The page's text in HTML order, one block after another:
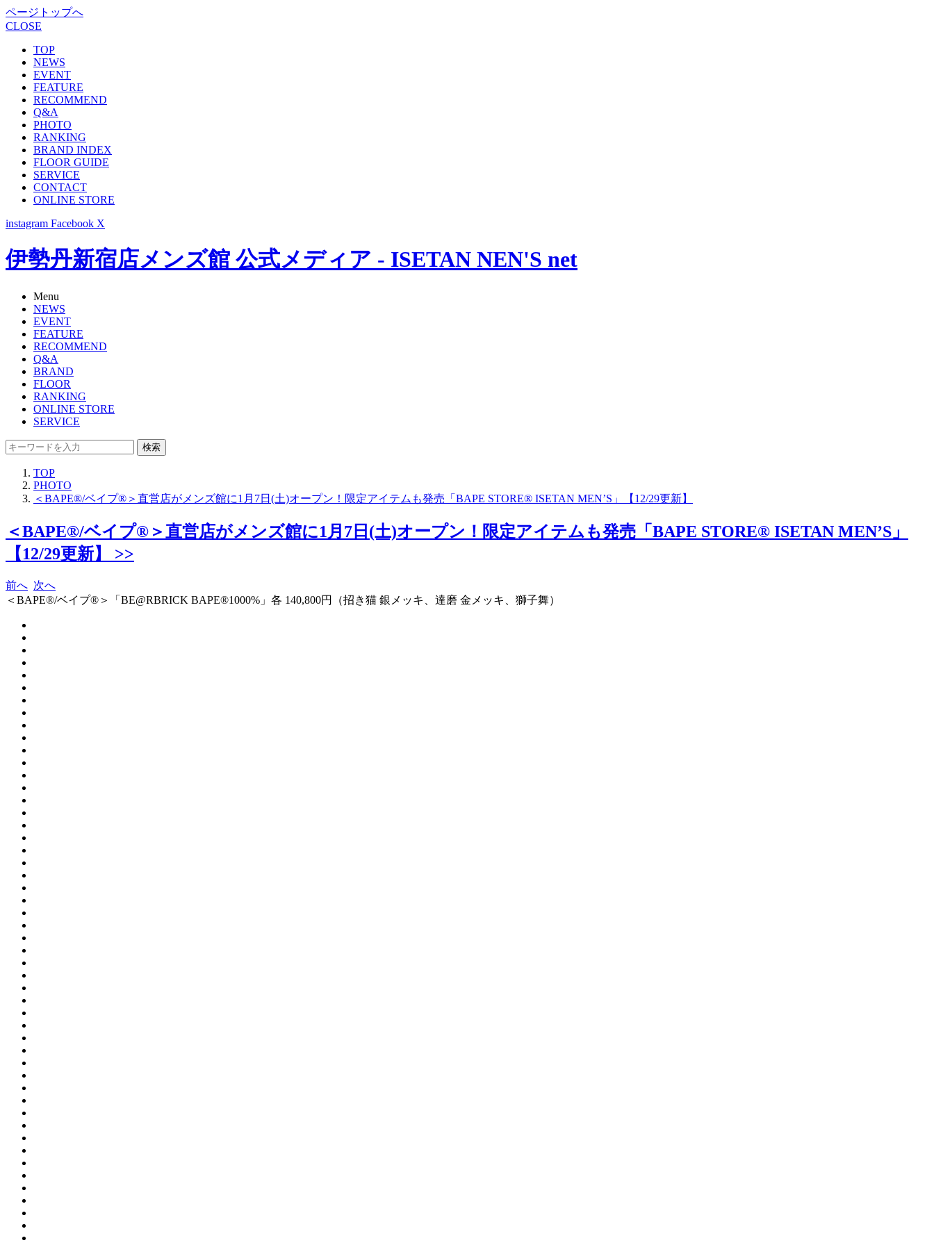
ページトップへ
CLOSE
TOP
NEWS
EVENT
FEATURE
RECOMMEND
Q&A
PHOTO
RANKING
BRAND INDEX
FLOOR GUIDE
SERVICE
CONTACT
ONLINE STORE
instagram Facebook X
伊勢丹新宿店メンズ館 公式メディア - ISETAN NEN'S net
Menu
NEWS
EVENT
FEATURE
RECOMMEND
Q&A
BRAND
FLOOR
RANKING
ONLINE STORE
SERVICE
検索
TOP
PHOTO
＜BAPE®/ベイプ®＞直営店がメンズ館に1月7日(土)オープン！限定アイテムも発売「BAPE STORE®︎ ISETAN MEN’S」【12/29更新】
＜BAPE®/ベイプ®＞直営店がメンズ館に1月7日(土)オープン！限定アイテムも発売「BAPE STORE®︎ ISETAN MEN’S」
【12/29更新】 >>
前へ 次へ
＜BAPE®/ベイプ®＞「BE@RBRICK BAPE®︎1000%」各 140,800円（招き猫 銀メッキ、達磨 金メッキ、獅子舞）